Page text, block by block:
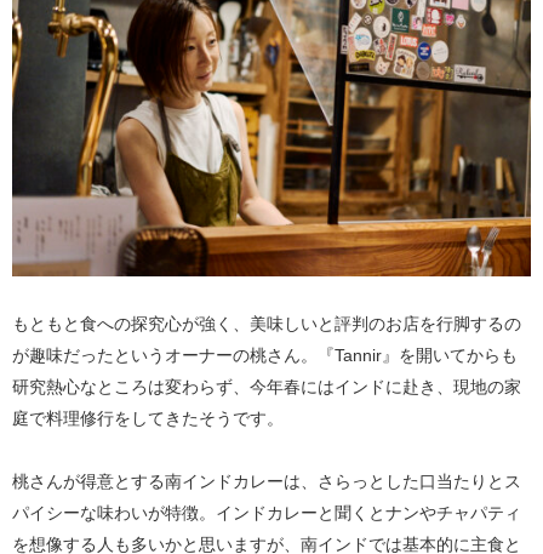
もともと食への探究心が強く、美味しいと評判のお店を行脚するの
が趣味だったというオーナーの桃さん。『Tannir』を開いてからも
研究熱心なところは変わらず、今年春にはインドに赴き、現地の家
庭で料理修行をしてきたそうです。
桃さんが得意とする南インドカレーは、さらっとした口当たりとス
パイシーな味わいが特徴。インドカレーと聞くとナンやチャパティ
を想像する人も多いかと思いますが、南インドでは基本的に主食と